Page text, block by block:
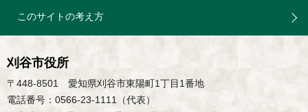
このサイトの考え方
刈谷市役所
〒448-8501 愛知県刈谷市東陽町1丁目1番地
電話番号：0566-23-1111（代表）